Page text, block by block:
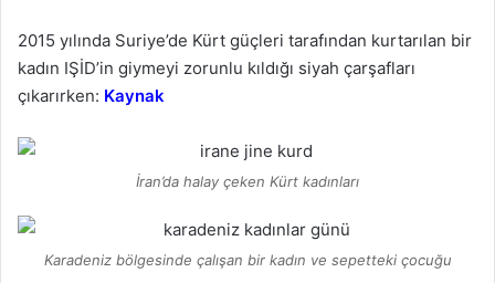
2015 yılında Suriye’de Kürt güçleri tarafından kurtarılan bir
kadın IŞİD’in giymeyi zorunlu kıldığı siyah çarşafları
çıkarırken: Kaynak
İran’da halay çeken Kürt kadınları
Karadeniz bölgesinde çalışan bir kadın ve sepetteki çocuğu